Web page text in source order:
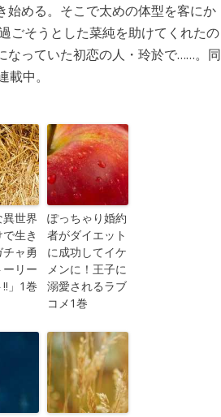
始める。そこで太めの体型を客にか
ごそうとした菜純を助けてくれたの
なっていた初恋の人・玲於で……。同
中。
世界
生き
ャ勇
リー
」1巻
ぽっちゃり婚約
者がダイエット
に成功してイケ
メンに！王子に
溺愛されるラブ
コメ1巻